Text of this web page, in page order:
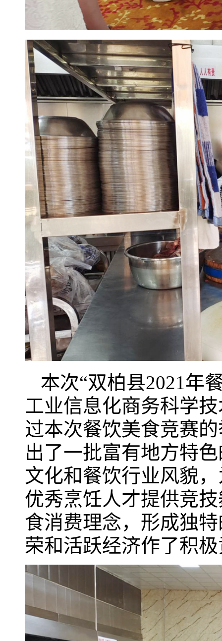
本次“双柏县2021年
工业信息化商务科学
过本次餐饮美食竞赛
出了一批富有地方特
文化和餐饮行业风貌
优秀烹饪人才提供竞
食消费理念，形成独
荣和活跃经济作了积